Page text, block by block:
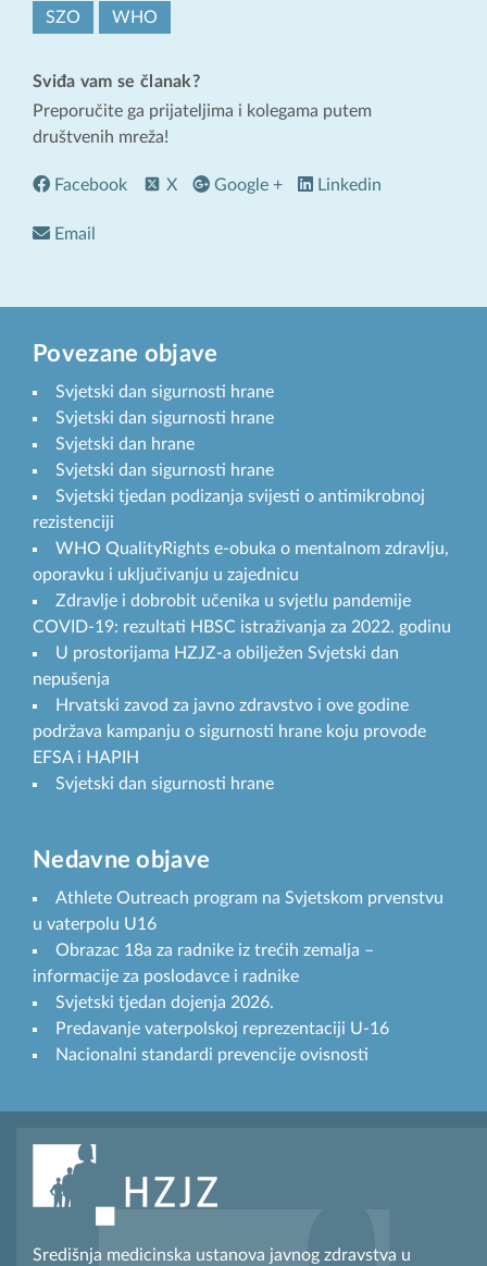
SZO WHO
Sviđa vam se članak?
Preporučite ga prijateljima i kolegama putem
društvenih mreža!
Facebook X Google + Linkedin
Email
Povezane objave
Svjetski dan sigurnosti hrane
Svjetski dan sigurnosti hrane
Svjetski dan hrane
Svjetski dan sigurnosti hrane
Svjetski tjedan podizanja svijesti o antimikrobnoj
rezistenciji
WHO QualityRights e-obuka o mentalnom zdravlju,
oporavku i uključivanju u zajednicu
Zdravlje i dobrobit učenika u svjetlu pandemije
COVID-19: rezultati HBSC istraživanja za 2022. godinu
U prostorijama HZJZ-a obilježen Svjetski dan
nepušenja
Hrvatski zavod za javno zdravstvo i ove godine
podržava kampanju o sigurnosti hrane koju provode
EFSA i HAPIH
Svjetski dan sigurnosti hrane
Nedavne objave
Athlete Outreach program na Svjetskom prvenstvu
u vaterpolu U16
Obrazac 18a za radnike iz trećih zemalja –
informacije za poslodavce i radnike
Svjetski tjedan dojenja 2026.
Predavanje vaterpolskoj reprezentaciji U-16
Nacionalni standardi prevencije ovisnosti
Središnja medicinska ustanova javnog zdravstva u